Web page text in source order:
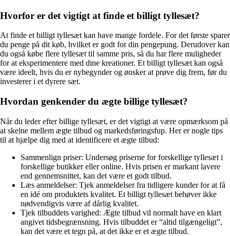
Hvorfor er det vigtigt at finde et billigt tyllesæt?
At finde et billigt tyllesæt kan have mange fordele. For det første sparer
du penge på dit køb, hvilket er godt for din pengepung. Derudover kan
du også købe flere tyllesæt til samme pris, så du har flere muligheder
for at eksperimentere med dine kreationer. Et billigt tyllesæt kan også
være ideelt, hvis du er nybegynder og ønsker at prøve dig frem, før du
investerer i et dyrere sæt.
Hvordan genkender du ægte billige tyllesæt?
Når du leder efter billige tyllesæt, er det vigtigt at være opmærksom på
at skelne mellem ægte tilbud og markedsføringsfup. Her er nogle tips
til at hjælpe dig med at identificere et ægte tilbud:
Sammenlign priser: Undersøg priserne for forskellige tyllesæt i
forskellige butikker eller online. Hvis prisen er markant lavere
end gennemsnittet, kan det være et godt tilbud.
Læs anmeldelser: Tjek anmeldelser fra tidligere kunder for at få
en idé om produktets kvalitet. Et billigt tyllesæt behøver ikke
nødvendigvis være af dårlig kvalitet.
Tjek tilbuddets varighed: Ægte tilbud vil normalt have en klart
angivet tidsbegrænsning. Hvis tilbuddet er “altid tilgængeligt”,
kan det være et tegn på, at det ikke er et ægte tilbud.